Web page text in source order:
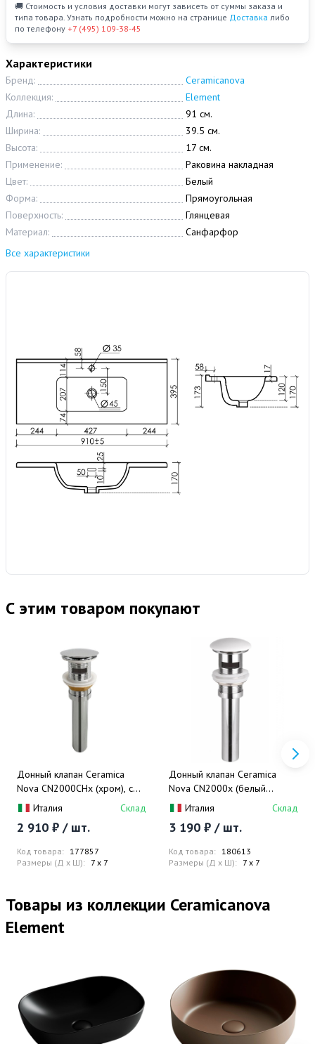
Характеристики
Бренд:
Ceramicanova
Коллекция:
Element
Длина:
91 см.
Ширина:
39.5 см.
Высота:
17 см.
Применение:
Раковина накладная
Цвет:
Белый
Форма:
Прямоугольная
Поверхность:
Глянцевая
Материал:
Санфарфор
Все характеристики
🚚 Стоимость и условия доставки могут зависеть от суммы заказа и
типа товара. Узнать подробности можно на странице Доставка либо
по телефону +7 (495) 109-38-45
С этим товаром покупают
Донный клапан Ceramica
Nova CN2000CHx (хром), с
переливом
Италия Склад
2 910 ₽ / шт.
Код товара: 177857
Размеры (Д x Ш): 7 x 7
Донный клапан Ceramica
Nova CN2000x (белый
глянцевый), с переливом
Италия Склад
3 190 ₽ / шт.
Код товара: 180613
Размеры (Д x Ш): 7 x 7
Товары из коллекции Ceramicanova
Element